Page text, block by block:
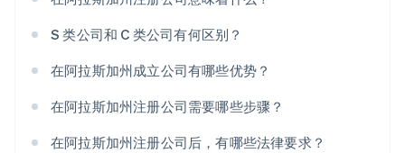
S 类公司和 C 类公司有何区别？
在阿拉斯加州成立公司有哪些优势？
在阿拉斯加州注册公司需要哪些步骤？
在阿拉斯加州注册公司后，有哪些法律要求？